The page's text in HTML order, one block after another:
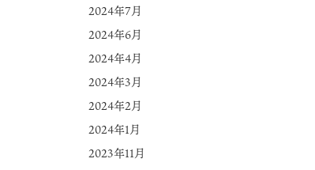
2024年7月
2024年6月
2024年4月
2024年3月
2024年2月
2024年1月
2023年11月